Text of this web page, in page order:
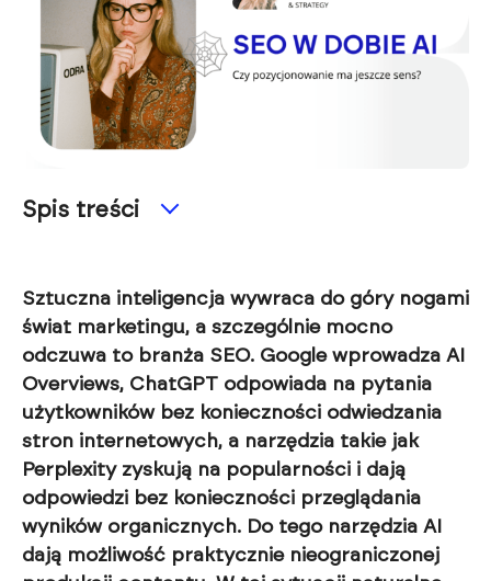
Spis treści
Sztuczna inteligencja wywraca do góry nogami
świat marketingu, a szczególnie mocno
odczuwa to branża SEO. Google wprowadza AI
Overviews, ChatGPT odpowiada na pytania
użytkowników bez konieczności odwiedzania
stron internetowych, a narzędzia takie jak
Perplexity zyskują na popularności i dają
odpowiedzi bez konieczności przeglądania
wyników organicznych. Do tego narzędzia AI
dają możliwość praktycznie nieograniczonej